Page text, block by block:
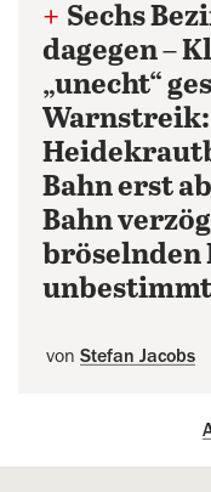
+ Sechs
dagegen –
„unecht“
Warnstreik:
Bahn erst
Bahn
bröselnden
von Stefan Jacobs